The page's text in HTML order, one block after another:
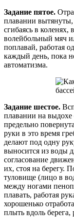
Задание пятое.
плавании
сгибаясь в
волейбольный мяч
поплавай, работая
каждый день, пока
автоматизма.
Задание шестое.
плавании на
предельно
руки в это время
делают под одну
выносится из воды
согласование
их, стоя на берегу.
туловище (лицо в
между ногами
плавать, работая
хорошенько
плыть вдоль